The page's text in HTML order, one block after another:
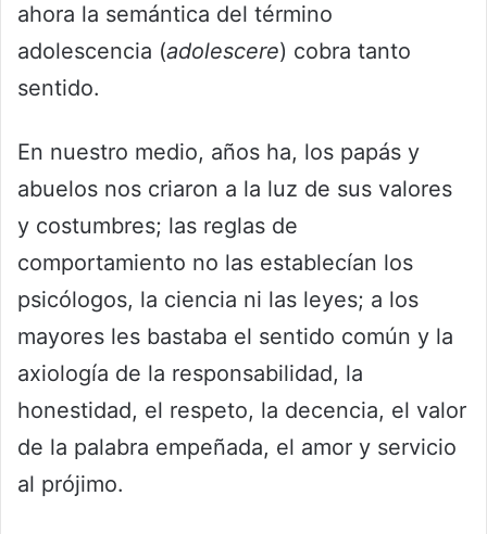
ahora la semántica del término
adolescencia (adolescere) cobra tanto
sentido.
En nuestro medio, años ha, los papás y
abuelos nos criaron a la luz de sus valores
y costumbres; las reglas de
comportamiento no las establecían los
psicólogos, la ciencia ni las leyes; a los
mayores les bastaba el sentido común y la
axiología de la responsabilidad, la
honestidad, el respeto, la decencia, el valor
de la palabra empeñada, el amor y servicio
al prójimo.